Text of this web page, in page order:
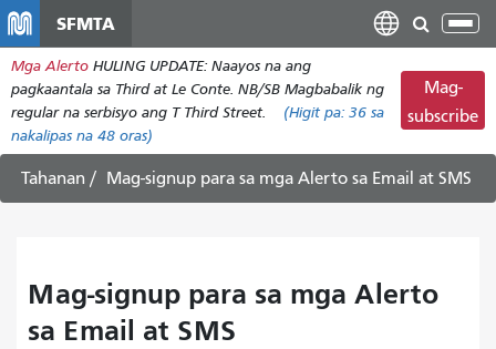
pangunahing
nilalaman
SFMTA
I-
ang
Mga Alerto HULING UPDATE: Naayos na ang
pagkaantala sa Third at Le Conte. NB/SB Magbabalik ng
regular na serbisyo ang T Third Street.
(Higit pa: 36 sa
nakalipas na 48 oras)
Mag-
subscribe
Tahanan Mag-signup para sa mga Alerto sa Email at SMS
Mag-signup para sa mga Alerto
sa Email at SMS